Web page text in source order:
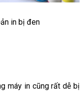
in bị đen
máy in cũng rất dễ bị